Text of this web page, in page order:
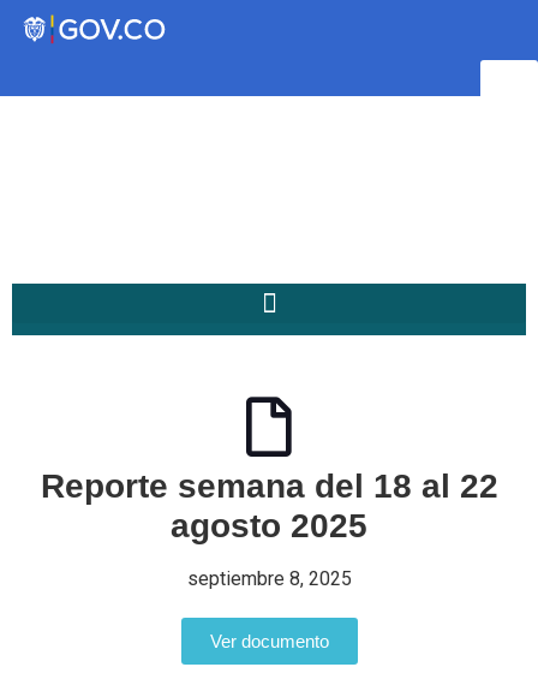
Hábitat de Medellín
Servicios
Mejoramiento de
Vivienda Nueva
Reporte semana del 18 al 22
agosto 2025
septiembre 8, 2025
Ver documento